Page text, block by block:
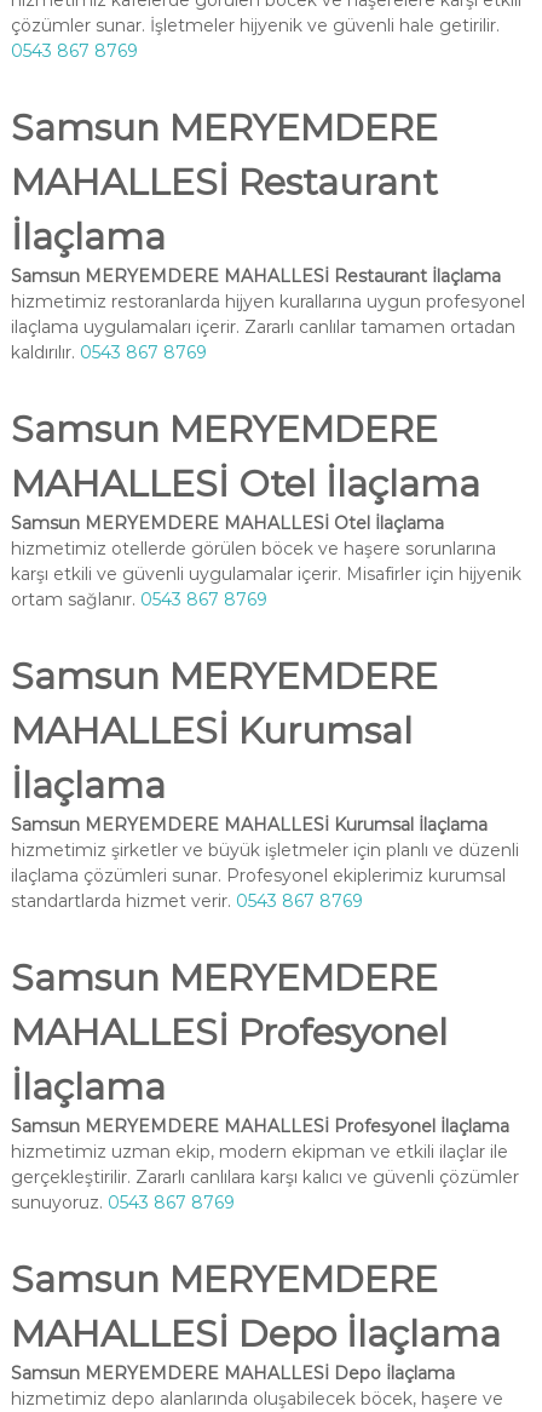
çözümler sunar. İşletmeler hijyenik ve güvenli hale getirilir.
0543 867 8769
Samsun MERYEMDERE
MAHALLESİ Restaurant
İlaçlama
Samsun MERYEMDERE MAHALLESİ Restaurant İlaçlama
hizmetimiz restoranlarda hijyen kurallarına uygun profesyonel
ilaçlama uygulamaları içerir. Zararlı canlılar tamamen ortadan
kaldırılır. 0543 867 8769
Samsun MERYEMDERE
MAHALLESİ Otel İlaçlama
Samsun MERYEMDERE MAHALLESİ Otel İlaçlama
hizmetimiz otellerde görülen böcek ve haşere sorunlarına
karşı etkili ve güvenli uygulamalar içerir. Misafirler için hijyenik
ortam sağlanır. 0543 867 8769
Samsun MERYEMDERE
MAHALLESİ Kurumsal
İlaçlama
Samsun MERYEMDERE MAHALLESİ Kurumsal İlaçlama
hizmetimiz şirketler ve büyük işletmeler için planlı ve düzenli
ilaçlama çözümleri sunar. Profesyonel ekiplerimiz kurumsal
standartlarda hizmet verir. 0543 867 8769
Samsun MERYEMDERE
MAHALLESİ Profesyonel
İlaçlama
Samsun MERYEMDERE MAHALLESİ Profesyonel İlaçlama
hizmetimiz uzman ekip, modern ekipman ve etkili ilaçlar ile
gerçekleştirilir. Zararlı canlılara karşı kalıcı ve güvenli çözümler
sunuyoruz. 0543 867 8769
Samsun MERYEMDERE
MAHALLESİ Depo İlaçlama
Samsun MERYEMDERE MAHALLESİ Depo İlaçlama
hizmetimiz depo alanlarında oluşabilecek böcek, haşere ve